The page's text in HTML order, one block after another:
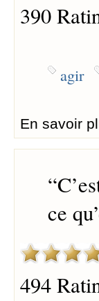
390
agir
En savoir
“
ce
494